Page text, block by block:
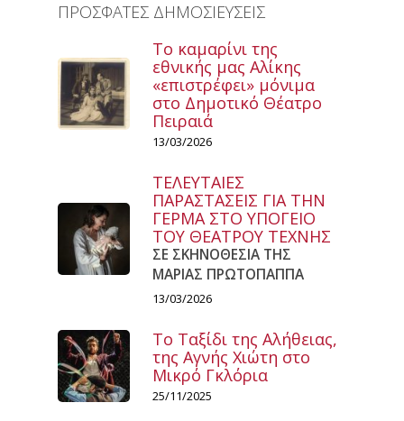
ΠΡΟΣΦΑΤΕΣ ΔΗΜΟΣΙΕΥΣΕΙΣ
Το καμαρίνι της
εθνικής μας Αλίκης
«επιστρέφει» μόνιμα
στο Δημοτικό Θέατρο
Πειραιά
13/03/2026
ΤΕΛΕΥΤΑΙΕΣ
ΠΑΡΑΣΤΑΣΕΙΣ ΓΙΑ ΤΗΝ
ΓΕΡΜΑ ΣΤΟ ΥΠΟΓΕΙΟ
ΤΟΥ ΘΕΑΤΡΟΥ ΤΕΧΝΗΣ
ΣΕ ΣΚΗΝΟΘΕΣΙΑ ΤΗΣ
ΜΑΡΙΑΣ ΠΡΩΤΟΠΑΠΠΑ
13/03/2026
Το Ταξίδι της Αλήθειας,
της Αγνής Χιώτη στο
Μικρό Γκλόρια
25/11/2025